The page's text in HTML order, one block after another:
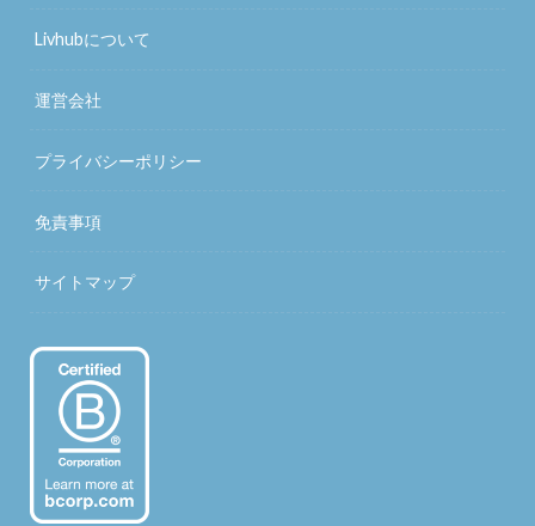
Livhubについて
運営会社
プライバシーポリシー
免責事項
サイトマップ